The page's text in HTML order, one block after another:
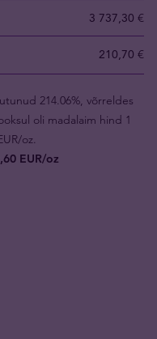
3 737,30 €
210,70 €
214.06%, võrreldes
oli madalaim hind 1
oz.
EUR/oz